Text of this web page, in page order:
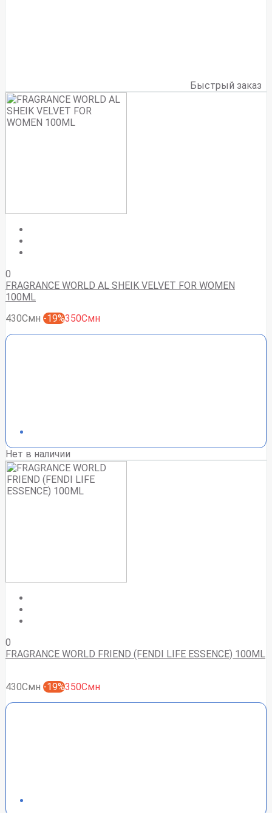
Быстрый заказ
0
FRAGRANCE WORLD AL SHEIK VELVET FOR WOMEN
100ML
430Смн -19%350Смн
Нет в наличии
0
FRAGRANCE WORLD FRIEND (FENDI LIFE ESSENCE) 100ML
430Смн -19%350Смн